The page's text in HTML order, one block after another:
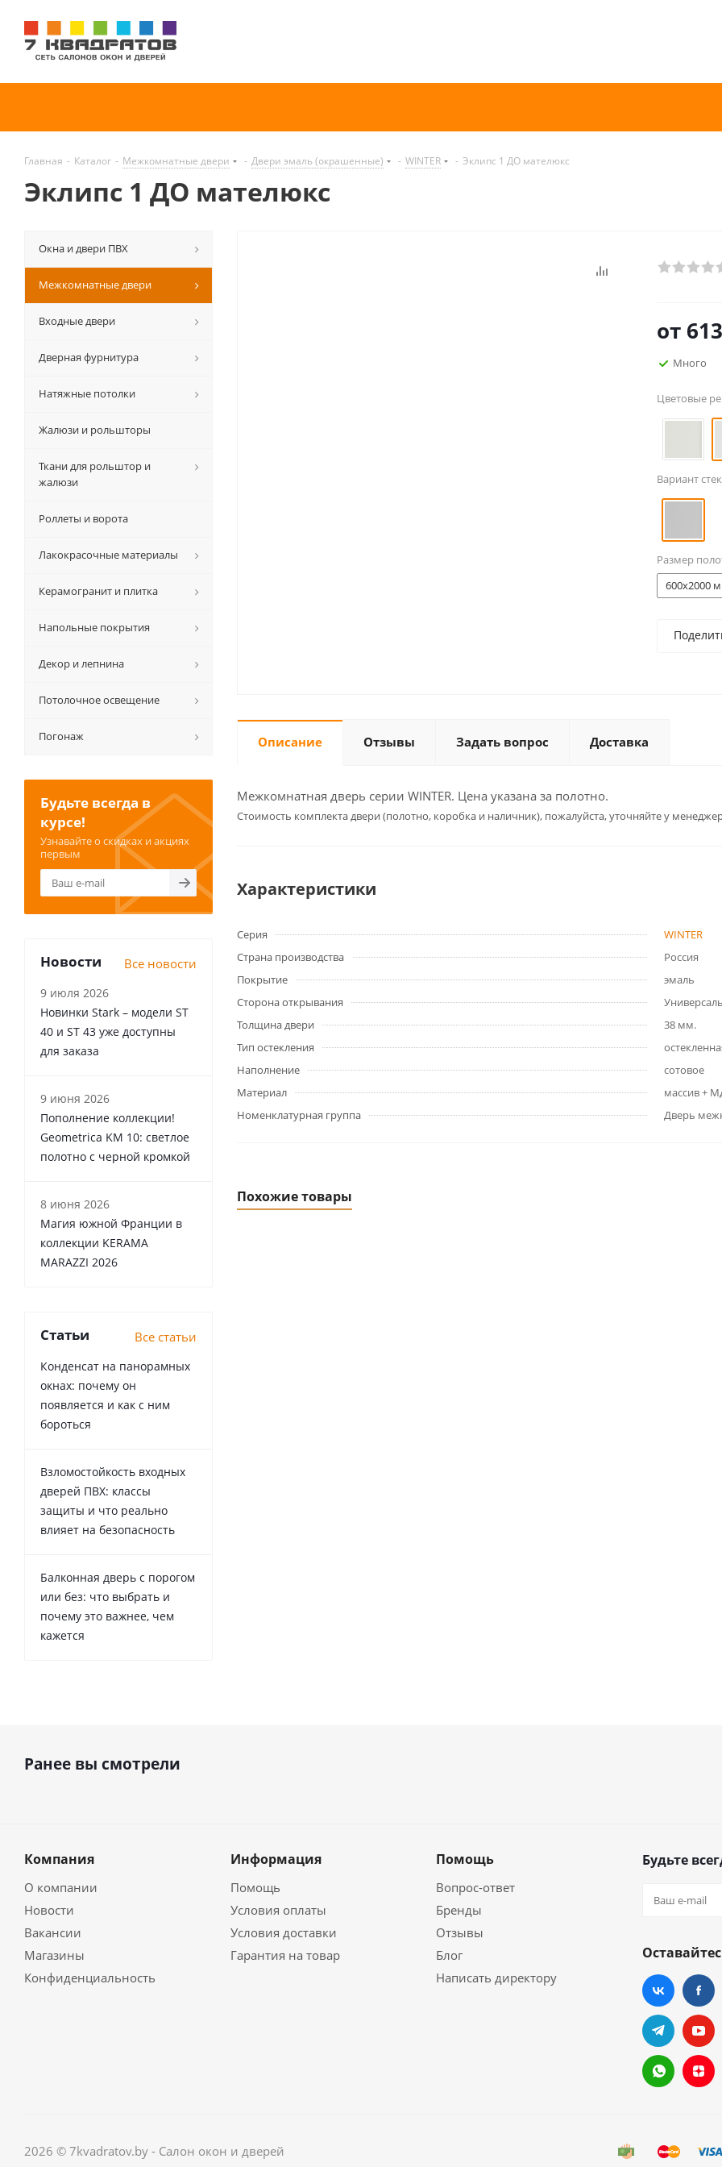
Главная - Каталог - Межкомнатные двери - Двери эмаль (окрашенные) - WINTER - Эклипс 1 ДО мателюкс
Эклипс 1 ДО мателюкс
от
Много
Цветовые
Вариант
Размер
600x2000
Описание Отзывы Задать вопрос Доставка
Межкомнатная дверь серии WINTER. Цена указана за полотно.
Cтоимость комплекта двери (полотно, коробка и наличник), пожалуйста, уточняйте у
Характеристики
Серия
WINTER
Страна производства
Россия
Покрытие
эмаль
Сторона открывания
Толщина двери
38 мм.
Тип остекления
Наполнение
сотовое
Материал
массив +
Номенклатурная группа
Дверь
Похожие товары
Окна и двери ПВХ
Межкомнатные двери
Входные двери
Дверная фурнитура
Натяжные потолки
Жалюзи и рольшторы
Ткани для рольштор и
жалюзи
Роллеты и ворота
Лакокрасочные материалы
Керамогранит и плитка
Напольные покрытия
Декор и лепнина
Потолочное освещение
Погонаж
Будьте всегда в
курсе!
Узнавайте о скидках и акциях
первым
Новости Все новости
9 июля 2026
Новинки Stark – модели ST
40 и ST 43 уже доступны
для заказа
9 июня 2026
Пополнение коллекции!
Geometrica KM 10: светлое
полотно с черной кромкой
8 июня 2026
Магия южной Франции в
коллекции KERAMA
MARAZZI 2026
Статьи Все статьи
Конденсат на панорамных
окнах: почему он
появляется и как с ним
бороться
Взломостойкость входных
дверей ПВХ: классы
защиты и что реально
влияет на безопасность
Балконная дверь с порогом
или без: что выбрать и
почему это важнее, чем
кажется
Ранее вы смотрели
Компания
О компании
Новости
Вакансии
Магазины
Конфиденциальность
Информация
Помощь
Условия оплаты
Условия доставки
Гарантия на товар
Помощь
Вопрос-ответ
Бренды
Отзывы
Блог
Написать директору
Будьте
2026 © 7kvadratov.by - Салон окон и дверей